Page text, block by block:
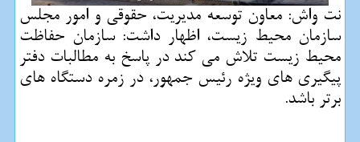
نت واش: معاون توسعه مدیریت، حقوقی و امور مجلس
سازمان محیط زیست، اظهار داشت: سازمان حفاظت
محیط زیست تلاش می كند در پاسخ به مطالبات دفتر
پیگیری های ویژه رئیس جمهور، در زمره دستگاه های
برتر باشد.